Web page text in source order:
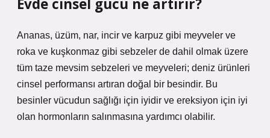
Evde cinsel gücü ne artırır?
Ananas, üzüm, nar, incir ve karpuz gibi meyveler ve
roka ve kuşkonmaz gibi sebzeler de dahil olmak üzere
tüm taze mevsim sebzeleri ve meyveleri; deniz ürünleri
cinsel performansı artıran doğal bir besindir. Bu
besinler vücudun sağlığı için iyidir ve ereksiyon için iyi
olan hormonların salınmasına yardımcı olabilir.